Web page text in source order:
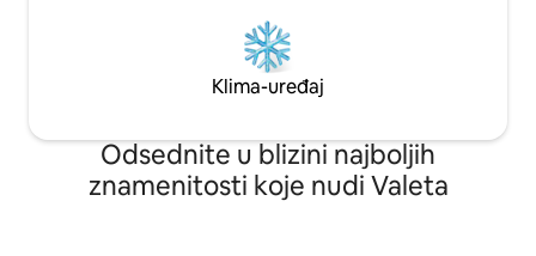
Klima-uređaj
Odsednite u blizini najboljih
znamenitosti koje nudi Valeta